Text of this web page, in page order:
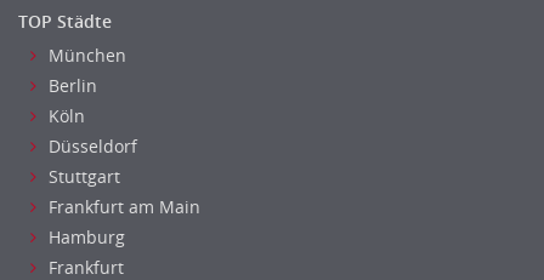
TOP Städte
München
Berlin
Köln
Düsseldorf
Stuttgart
Frankfurt am Main
Hamburg
Frankfurt